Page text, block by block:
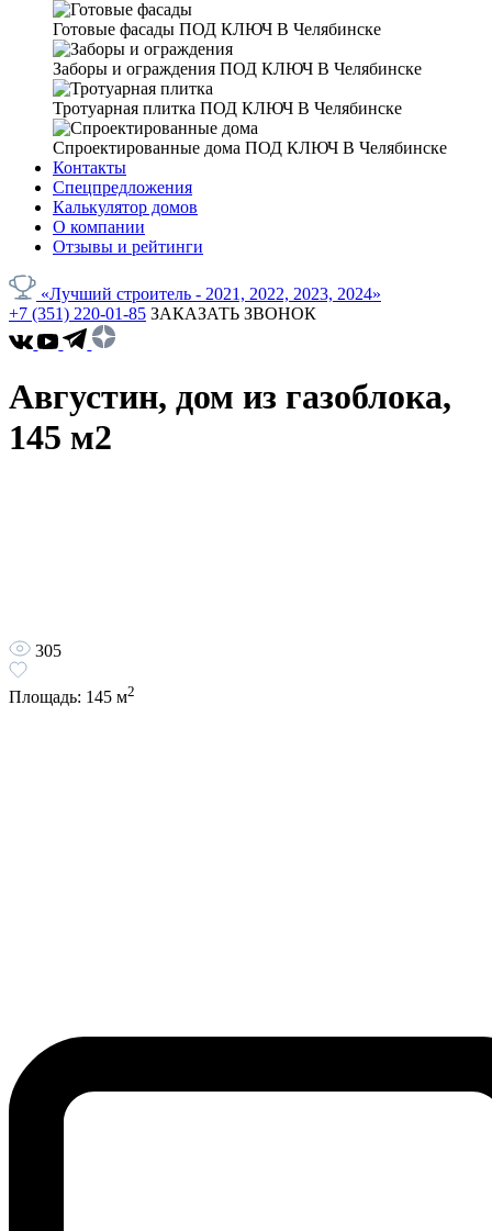
Готовые фасады ПОД КЛЮЧ В Челябинске
Заборы и ограждения ПОД КЛЮЧ В Челябинске
Тротуарная плитка ПОД КЛЮЧ В Челябинске
Спроектированные дома ПОД КЛЮЧ В Челябинске
Контакты
Спецпредложения
Калькулятор домов
О компании
Отзывы и рейтинги
«Лучший строитель - 2021, 2022, 2023, 2024»
+7 (351) 220-01-85 ЗАКАЗАТЬ ЗВОНОК
Августин, дом из газоблока,
145 м2
305
Площадь: 145 м2